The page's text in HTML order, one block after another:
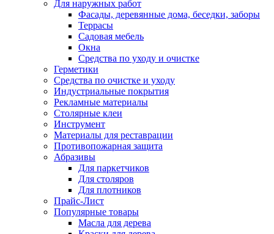
Для наружных работ
Фасады, деревянные дома, беседки, заборы
Террасы
Садовая мебель
Окна
Средства по уходу и очистке
Герметики
Средства по очистке и уходу
Индустриальные покрытия
Рекламные материалы
Столярные клеи
Инструмент
Материалы для реставрации
Противопожарная защита
Абразивы
Для паркетчиков
Для столяров
Для плотников
Прайс-Лист
Популярные товары
Масла для дерева